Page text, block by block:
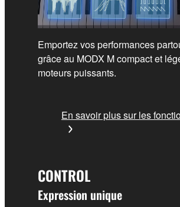
Emportez vos performances
grâce au MODX M compact et
moteurs puissants.
En savoir plus sur les
CONTROL
Expression unique